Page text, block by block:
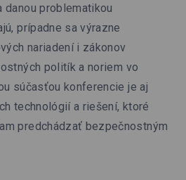
problematikou
prípadne sa výrazne
nariadení i zákonov
politík a noriem vo
súčasťou konferencie je aj
technológií a riešení, ktoré
predchádzať bezpečnostným